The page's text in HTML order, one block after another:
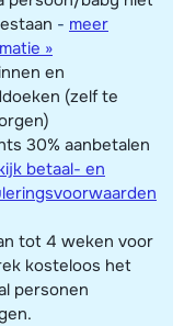
- meer
»
en
(zelf te
30% aanbetalen
betaal- en
tot 4 weken voor
kosteloos het
personen